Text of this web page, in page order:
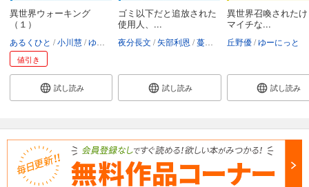
異世界ウォーキング
（１）
あるくひと 小川慧 ゆーにっと
値引き
試し読み
ゴミ以下だと追放された
使用人、...
夜分長文 矢部利恩 蔓木鋼音
試し読み
異世界召喚された
マイチな...
丘野優 ゆーにっと
試し読み